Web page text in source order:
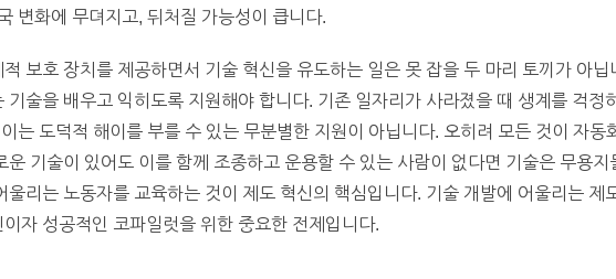
변화에 무뎌지고, 뒤처질 가능성이 큽니다.
보호 장치를 제공하면서 기술 혁신을 유도하는 일은 못 잡을 두 마리 토끼가 아
기술을 배우고 익히도록 지원해야 합니다. 기존 일자리가 사라졌을 때 생계를 걱정
는 도덕적 해이를 부를 수 있는 무분별한 지원이 아닙니다. 오히려 모든 것이 자동
운 기술이 있어도 이를 함께 조종하고 운용할 수 있는 사람이 없다면 기술은 무용
울리는 노동자를 교육하는 것이 제도 혁신의 핵심입니다. 기술 개발에 어울리는 제
자 성공적인 코파일럿을 위한 중요한 전제입니다.